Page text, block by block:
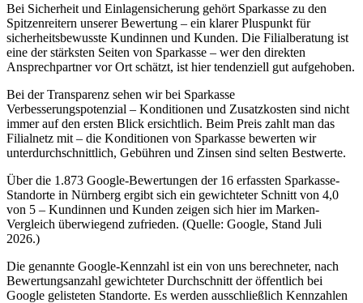
Bei Sicherheit und Einlagensicherung gehört Sparkasse zu den
Spitzenreitern unserer Bewertung – ein klarer Pluspunkt für
sicherheitsbewusste Kundinnen und Kunden. Die Filialberatung ist
eine der stärksten Seiten von Sparkasse – wer den direkten
Ansprechpartner vor Ort schätzt, ist hier tendenziell gut aufgehoben.
Bei der Transparenz sehen wir bei Sparkasse
Verbesserungspotenzial – Konditionen und Zusatzkosten sind nicht
immer auf den ersten Blick ersichtlich. Beim Preis zahlt man das
Filialnetz mit – die Konditionen von Sparkasse bewerten wir
unterdurchschnittlich, Gebühren und Zinsen sind selten Bestwerte.
Über die 1.873 Google-Bewertungen der 16 erfassten Sparkasse-
Standorte in Nürnberg ergibt sich ein gewichteter Schnitt von 4,0
von 5 – Kundinnen und Kunden zeigen sich hier im Marken-
Vergleich überwiegend zufrieden. (Quelle: Google, Stand Juli
2026.)
Die genannte Google-Kennzahl ist ein von uns berechneter, nach
Bewertungsanzahl gewichteter Durchschnitt der öffentlich bei
Google gelisteten Standorte. Es werden ausschließlich Kennzahlen